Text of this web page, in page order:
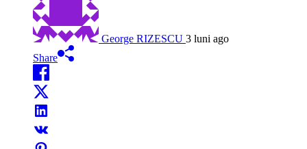
George RIZESCU 3 luni ago
Share